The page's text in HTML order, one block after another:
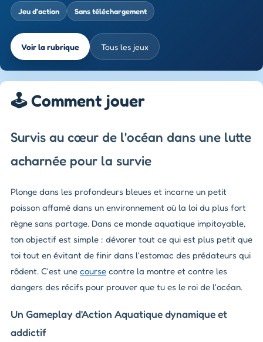
Jeu d’action Sans téléchargement
Voir la rubrique Tous les jeux
🕹️ Comment jouer
Survis au cœur de l'océan dans une lutte
acharnée pour la survie
Plonge dans les profondeurs bleues et incarne un petit
poisson affamé dans un environnement où la loi du plus fort
règne sans partage. Dans ce monde aquatique impitoyable,
ton objectif est simple : dévorer tout ce qui est plus petit que
toi tout en évitant de finir dans l'estomac des prédateurs qui
rôdent. C'est une course contre la montre et contre les
dangers des récifs pour prouver que tu es le roi de l'océan.
Un Gameplay d'Action Aquatique dynamique et
addictif